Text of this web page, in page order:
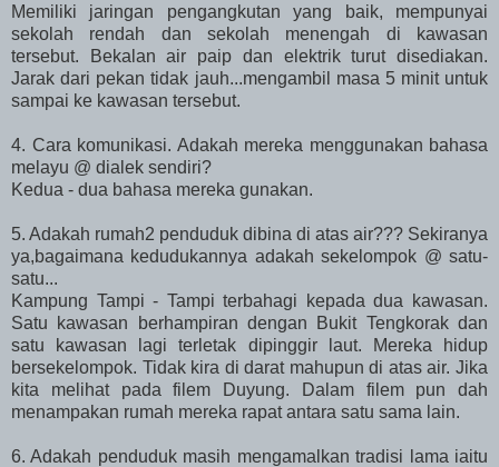
Memiliki jaringan pengangkutan yang baik, mempunyai
sekolah rendah dan sekolah menengah di kawasan
tersebut. Bekalan air paip dan elektrik turut disediakan.
Jarak dari pekan tidak jauh...mengambil masa 5 minit untuk
sampai ke kawasan tersebut.
4. Cara komunikasi. Adakah mereka menggunakan bahasa
melayu @ dialek sendiri?
Kedua - dua bahasa mereka gunakan.
5. Adakah rumah2 penduduk dibina di atas air??? Sekiranya
ya,bagaimana kedudukannya adakah sekelompok @ satu-
satu...
Kampung Tampi - Tampi terbahagi kepada dua kawasan.
Satu kawasan berhampiran dengan Bukit Tengkorak dan
satu kawasan lagi terletak dipinggir laut. Mereka hidup
bersekelompok. Tidak kira di darat mahupun di atas air. Jika
kita melihat pada filem Duyung. Dalam filem pun dah
menampakan rumah mereka rapat antara satu sama lain.
6. Adakah penduduk masih mengamalkan tradisi lama iaitu